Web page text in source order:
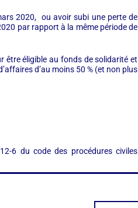
2020, ou avoir subi une perte de
par rapport à la même période de
être éligible au fonds de solidarité et
d’au moins 50 % (et non plus
6 du code des procédures civiles